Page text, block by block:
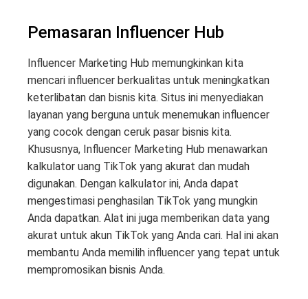
Pemasaran Influencer Hub
Influencer Marketing Hub memungkinkan kita
mencari influencer berkualitas untuk meningkatkan
keterlibatan dan bisnis kita. Situs ini menyediakan
layanan yang berguna untuk menemukan influencer
yang cocok dengan ceruk pasar bisnis kita.
Khususnya, Influencer Marketing Hub menawarkan
kalkulator uang TikTok yang akurat dan mudah
digunakan. Dengan kalkulator ini, Anda dapat
mengestimasi penghasilan TikTok yang mungkin
Anda dapatkan. Alat ini juga memberikan data yang
akurat untuk akun TikTok yang Anda cari. Hal ini akan
membantu Anda memilih influencer yang tepat untuk
mempromosikan bisnis Anda.